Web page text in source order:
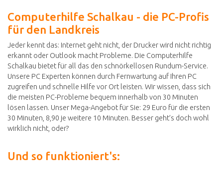
Computerhilfe Schalkau - die PC-Profis
für den Landkreis
Jeder kennt das: Internet geht nicht, der Drucker wird nicht richtig
erkannt oder Outlook macht Probleme. Die Computerhilfe
Schalkau bietet für all das den schnörkellosen Rundum-Service.
Unsere PC Experten können durch Fernwartung auf Ihren PC
zugreifen und schnelle Hilfe vor Ort leisten. Wir wissen, dass sich
die meisten PC-Probleme bequem innerhalb von 30 Minuten
lösen lassen. Unser Mega-Angebot für Sie: 29 Euro für die ersten
30 Minuten, 8,90 je weitere 10 Minuten. Besser geht’s doch wohl
wirklich nicht, oder?
Und so funktioniert's: